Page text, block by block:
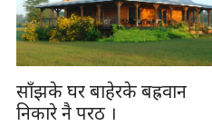
साँझके घर बाहेरके बह्रवान
निकारे नै परठ ।